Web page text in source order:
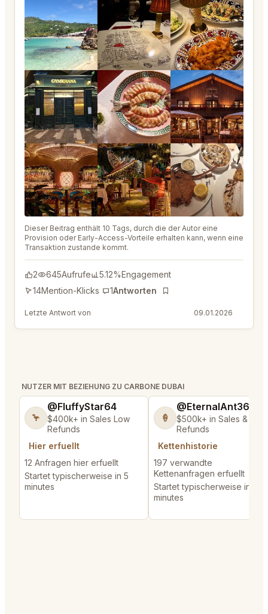
Dieser Beitrag enthält 10 Tags, durch die der Autor eine
Provision oder Early-Access-Vorteile erhalten kann, wenn eine
Transaktion zustande kommt.
2 645Aufrufe 5.12%Engagement
14Mention-Klicks 1Antworten
Lesezeichen
Letzte Antwort von 09.01.2026
NUTZER MIT BEZIEHUNG ZU CARBONE DUBAI
🦩
@FluffyStar64
$400k+ in Sales Low
Refunds
Hier erfuellt
12 Anfragen hier erfuellt
Startet typischerweise in 5
minutes
🍦
@EternalAnt36
$500k+ in Sales & Low
Refunds
Kettenhistorie
197 verwandte
Kettenanfragen erfuellt
Startet typischerweise in 3
minutes